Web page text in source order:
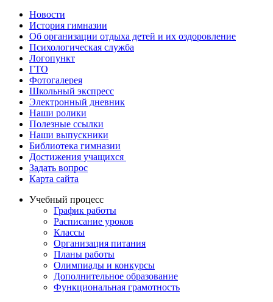
Новости
История гимназии
Об организации отдыха детей и их оздоровление
Психологическая служба
Логопункт
ГТО
Фотогалерея
Школьный экспресс
Электронный дневник
Наши ролики
Полезные ссылки
Наши выпускники
Библиотека гимназии
Достижения учащихся
Задать вопрос
Карта сайта
Учебный процесс
График работы
Расписание уроков
Классы
Организация питания
Планы работы
Олимпиады и конкурсы
Дополнительное образование
Функциональная грамотность